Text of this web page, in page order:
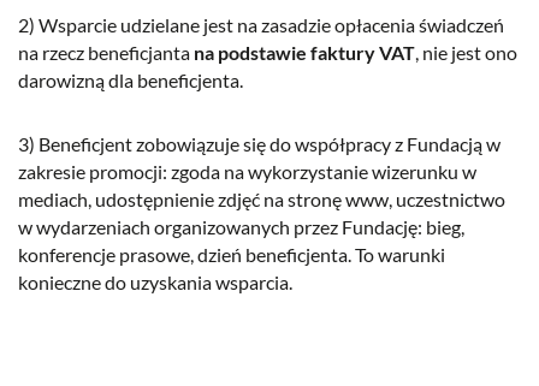
2) Wsparcie udzielane jest na zasadzie opłacenia świadczeń
na rzecz beneficjanta na podstawie faktury VAT, nie jest ono
darowizną dla beneficjenta.
3) Beneficjent zobowiązuje się do współpracy z Fundacją w
zakresie promocji: zgoda na wykorzystanie wizerunku w
mediach, udostępnienie zdjęć na stronę www, uczestnictwo
w wydarzeniach organizowanych przez Fundację: bieg,
konferencje prasowe, dzień beneficjenta. To warunki
konieczne do uzyskania wsparcia.